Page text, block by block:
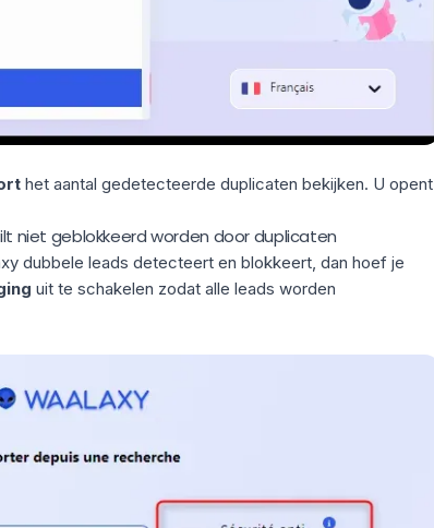
het aantal gedetecteerde duplicaten bekijken. U opent
niet geblokkeerd worden door duplicaten
dubbele leads detecteert en blokkeert, dan hoef je
uit te schakelen zodat alle leads worden